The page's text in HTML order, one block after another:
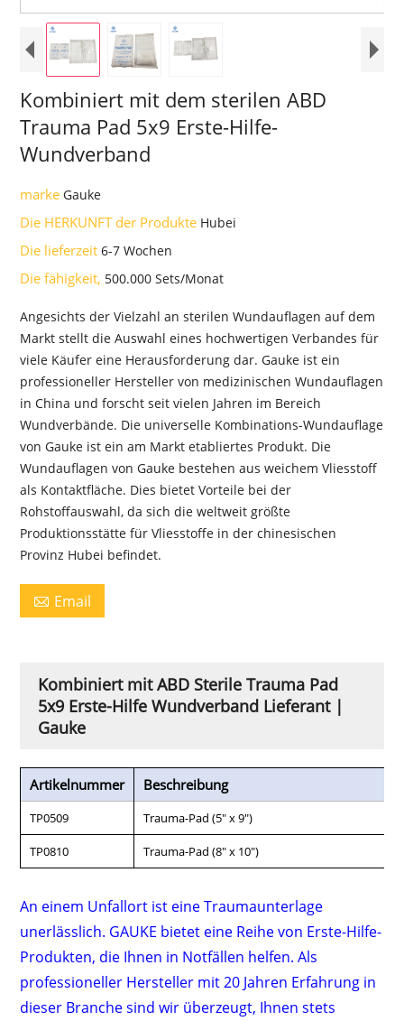
Kombiniert mit dem sterilen ABD
Trauma Pad 5x9 Erste-Hilfe-
Wundverband
markeGauke
Die HERKUNFT der Produkte Hubei
Die lieferzeit6-7 Wochen
Die fähigkeit, 500.000 Sets/Monat
Angesichts der Vielzahl an sterilen Wundauflagen auf dem
Markt stellt die Auswahl eines hochwertigen Verbandes für
viele Käufer eine Herausforderung dar. Gauke ist ein
professioneller Hersteller von medizinischen Wundauflagen
in China und forscht seit vielen Jahren im Bereich
Wundverbände. Die universelle Kombinations-Wundauflage
von Gauke ist ein am Markt etabliertes Produkt. Die
Wundauflagen von Gauke bestehen aus weichem Vliesstoff
als Kontaktfläche. Dies bietet Vorteile bei der
Rohstoffauswahl, da sich die weltweit größte
Produktionsstätte für Vliesstoffe in der chinesischen
Provinz Hubei befindet.
 Email
Kombiniert mit ABD Sterile Trauma Pad
5x9 Erste-Hilfe Wundverband Lieferant |
Gauke
Artikelnummer Beschreibung
TP0509 Trauma-Pad (5" x 9")
TP0810 Trauma-Pad (8" x 10")
An einem Unfallort ist eine Traumaunterlage
unerlässlich. GAUKE bietet eine Reihe von Erste-Hilfe-
Produkten, die Ihnen in Notfällen helfen. Als
professioneller Hersteller mit 20 Jahren Erfahrung in
dieser Branche sind wir überzeugt, Ihnen stets